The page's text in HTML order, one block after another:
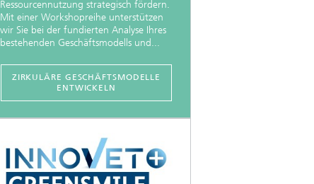
Ressourcennutzung strategisch fördern.
Mit einer Workshopreihe unterstützen
wir Sie bei der fundierten Analyse Ihres
bestehenden Geschäftsmodells und...
ZIRKULÄRE GESCHÄFTSMODELLE
ENTWICKELN